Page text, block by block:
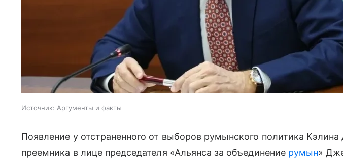
Источник: Аргументы и факты
Появление у отстраненного от выборов румынского политика
преемника в лице председателя «Альянса за объединение румын»